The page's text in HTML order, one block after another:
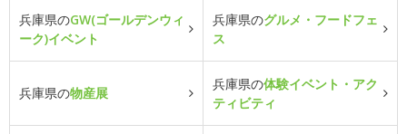
兵庫県のGW(ゴールデンウィ
ーク)イベント
兵庫県のグルメ・フードフェ
ス
兵庫県の物産展
兵庫県の体験イベント・アク
ティビティ